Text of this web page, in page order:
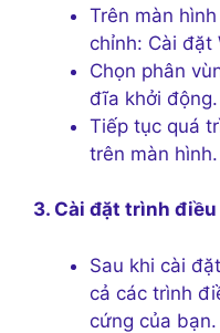
Trên màn hình
chỉnh: Cài đặt
Chọn phân
đĩa khởi động.
Tiếp tục quá
trên màn hình.
3. Cài đặt trình
Sau khi cài
cả các trình
cứng của bạn.